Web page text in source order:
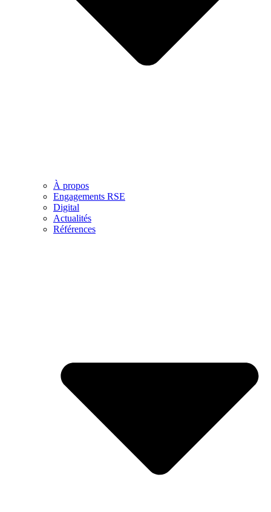
À propos
Engagements RSE
Digital
Actualités
Références